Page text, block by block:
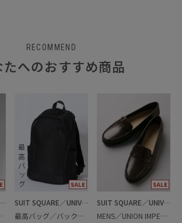
RECOMMEND
たへのおすすめ商品
SUIT SQUARE／UNIVERSAL LANGUAGE
ンツ
SUIT SQUARE／UNIVERSAL LANGUAGE
最高バッグ／バックパック
SUIT SQUARE／UNIVERSAL LANGUAGE
MENS／UNION IMPERIAL監修／コインローファー